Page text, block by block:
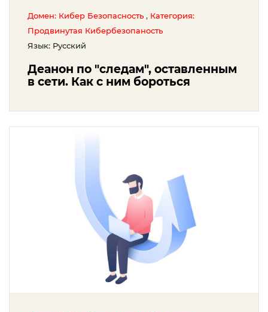
Домен: Кибер Безопасность , Категория:
Продвинутая Кибербезопаность
Язык: Русский
Деанон по "следам", оставленным
в сети. Как с ним бороться